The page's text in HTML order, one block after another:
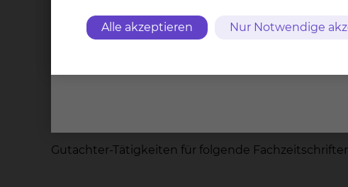
2013: Facharztanerkennung Herzchirurgie
Gutachter-Tätigkeiten für folgende
Alle akzeptieren Nur Notwendige